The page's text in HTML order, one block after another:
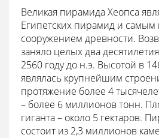
Великая пирамида Хеопса
Египетских пирамид и
сооружением древности.
заняло целых два
2560 году до н.э. Высотой в
являлась крупнейшим
протяжение более 4
– более 6 миллионов тонн.
гиганта – около 5 гектаров.
состоит из 2,3 миллионов